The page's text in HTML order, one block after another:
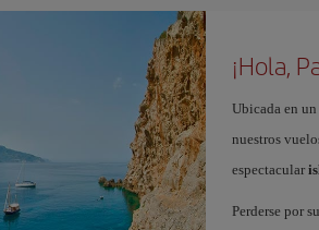
¡Hola,
Ubicada en
nuestros
espectacular
Perderse por